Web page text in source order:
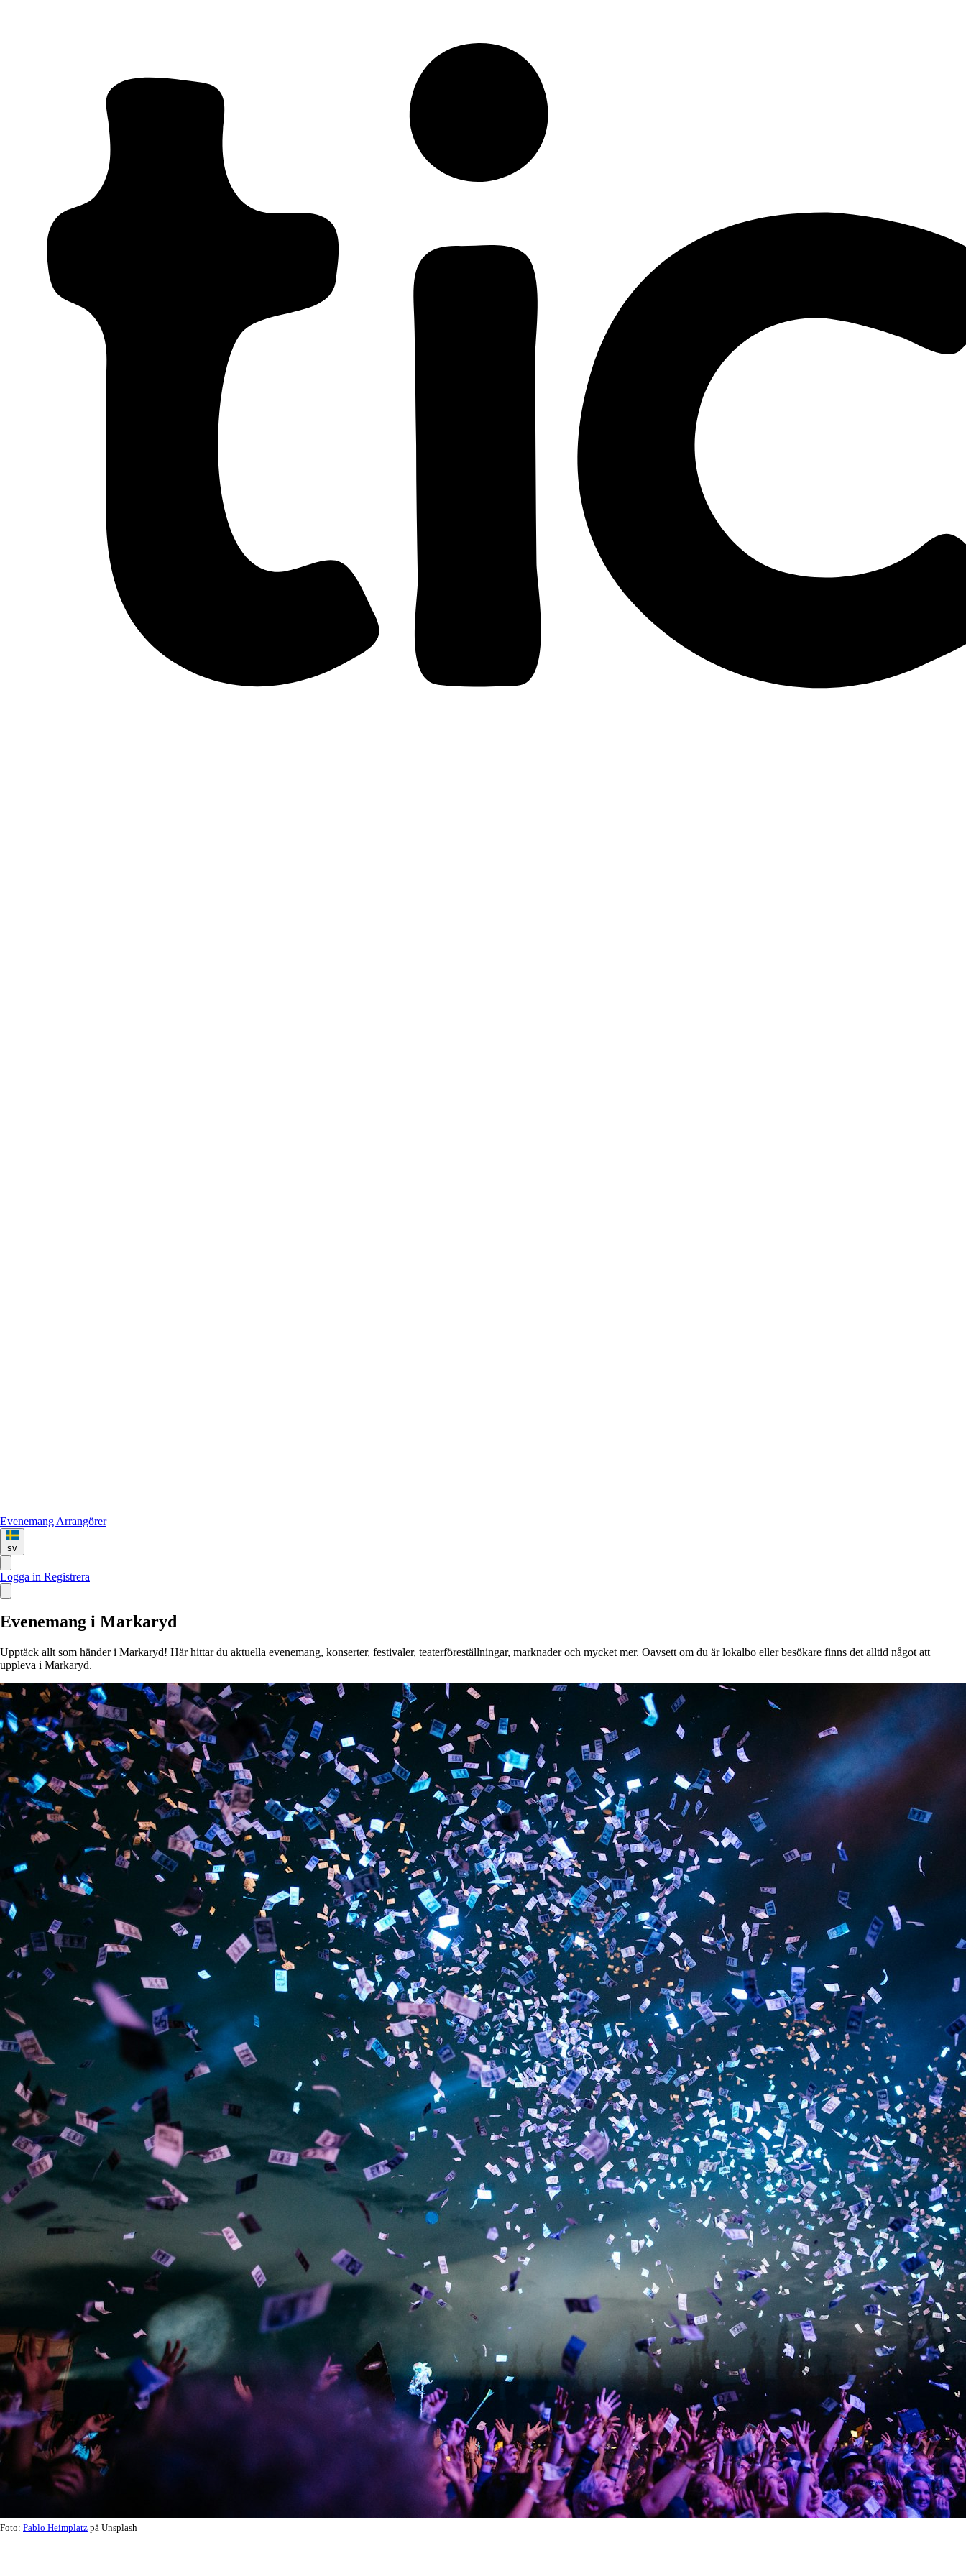
Evenemang Arrangörer
sv
Logga in Registrera
Evenemang i Markaryd
Upptäck allt som händer i Markaryd! Här hittar du aktuella evenemang, konserter, festivaler, teaterföreställningar, marknader och mycket mer. Oavsett om du är lokalbo eller besökare finns det alltid något att
uppleva i Markaryd.
Foto: Pablo Heimplatz på Unsplash